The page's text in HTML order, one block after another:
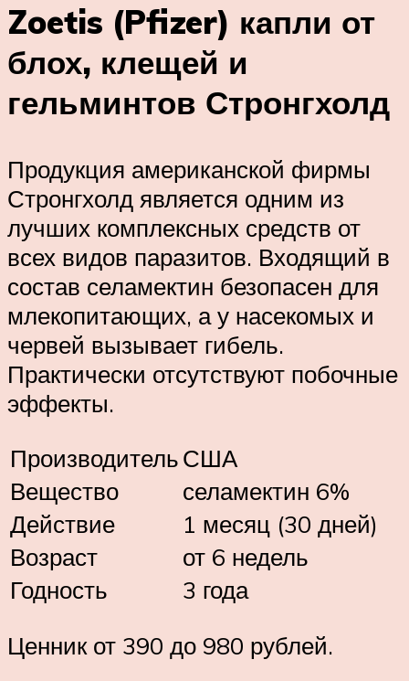
Zoetis (Pfizer) капли от
блох, клещей и
гельминтов Стронгхолд
Продукция американской фирмы
Стронгхолд является одним из
лучших комплексных средств от
всех видов паразитов. Входящий в
состав селамектин безопасен для
млекопитающих, а у насекомых и
червей вызывает гибель.
Практически отсутствуют побочные
эффекты.
ПроизводительСША
Вещество
селамектин 6%
Действие
1 месяц (30 дней)
Возраст
от 6 недель
Годность
3 года
Ценник от 390 до 980 рублей.